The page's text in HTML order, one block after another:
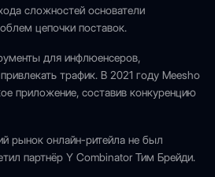
сложностей основатели
цепочки поставок.
для инфлюенсеров,
трафик. В 2021 году Meesho
приложение, составив конкуренцию
рынок онлайн-ритейла не был
партнёр Y Combinator Тим Брейди.